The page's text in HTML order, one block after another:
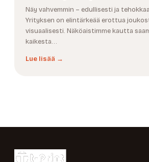
Näy vahvemmin – edullisesti ja
Yrityksen on elintärkeää erottua
visuaalisesti. Näköaistimme kautta
kaikesta…
Lue lisää →